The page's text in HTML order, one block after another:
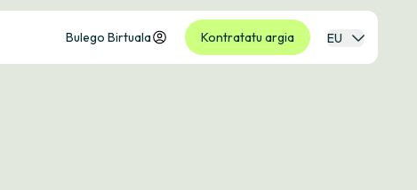
Bulego Birtuala Kontratatu argia EU